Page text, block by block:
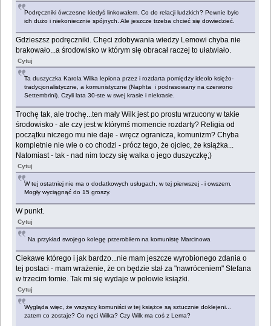
Podręczniki ówczesne kiedyś linkowałem. Co do relacji ludzkich? Pewnie było
ich dużo i niekoniecznie spójnych. Ale jeszcze trzeba chcieć się dowiedzieć.
Gdzieszsz podręczniki. Chęci zdobywania wiedzy Lemowi chyba nie
brakowało...a środowisko w którym się obracał raczej to ułatwiało.
Cytuj
Ta duszyczka Karola Wilka lepiona przez i rozdarta pomiędzy ideolo księżo-
tradycjonalistyczne, a komunistyczne (Naphta i podrasowany na czerwono
Settembrini). Czyli lata 30-ste w swej krasie i niekrasie.
Trochę tak, ale trochę...ten mały Wilk jest po prostu wrzucony w takie
środowisko - ale czy jest w którymś momencie rozdarty? Religia od
początku niczego mu nie daje - wręcz ogranicza, komunizm? Chyba
kompletnie nie wie o co chodzi - prócz tego, że ojciec, że książka...
Natomiast - tak - nad nim toczy się walka o jego duszyczkę;)
Cytuj
W tej ostatniej nie ma o dodatkowych usługach, w tej pierwszej - i owszem.
Mogły wyciągnąć do 15 groszy.
W punkt.
Cytuj
Na przykład swojego kolegę przerobiłem na komunistę Marcinowa
Ciekawe którego i jak bardzo...nie mam jeszcze wyrobionego zdania o
tej postaci - mam wrażenie, że on będzie stał za "nawróceniem" Stefana
w trzecim tomie. Tak mi się wydaje w połowie książki.
Cytuj
Wygląda więc, że wszyscy komuniści w tej książce są sztucznie doklejeni...
zatem co zostaje? Co nęci Wilka? Czy Wilk ma coś z Lema?